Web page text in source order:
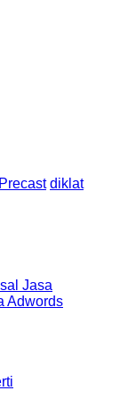
diklat
Jasa
Adwords